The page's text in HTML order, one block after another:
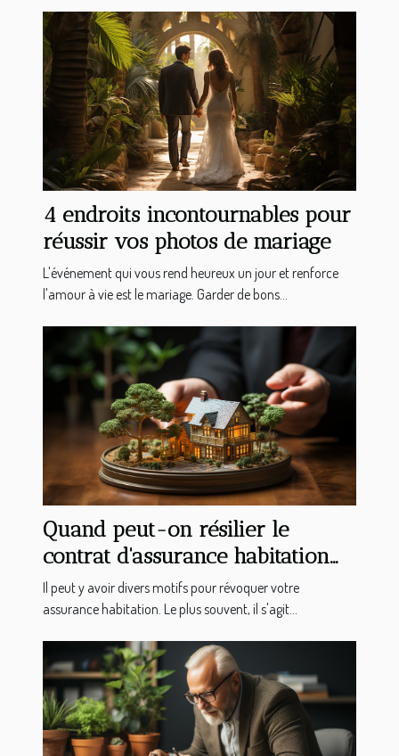
4 endroits incontournables pour
réussir vos photos de mariage
L'événement qui vous rend heureux un jour et renforce
l'amour à vie est le mariage. Garder de bons...
Quand peut-on résilier le
contrat d'assurance habitation
ou appartement ?
Il peut y avoir divers motifs pour révoquer votre
assurance habitation. Le plus souvent, il s'agit...